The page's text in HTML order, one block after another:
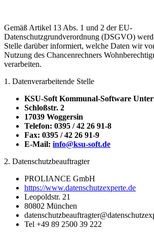
Gemäß Artikel 13 Abs. 1 und 2 der EU-
Datenschutzgrundverordnung (DSGVO)
Stelle darüber informiert, welche Daten wir
Nutzung des Chancenrechners
verarbeiten.
1. Datenverarbeitende Stelle
KSU-Soft Kommunal-Software
Schloßstr. 2
17039 Woggersin
Telefon: 0395 / 42 26 91-8
Fax: 0395 / 42 26 91-9
E-Mail: info@ksu-soft.de
2. Datenschutzbeauftragter
PROLIANCE GmbH
https://www.datenschutzexperte.de
Leopoldstr. 21
80802 München
Tel +49 89 2500 39 222